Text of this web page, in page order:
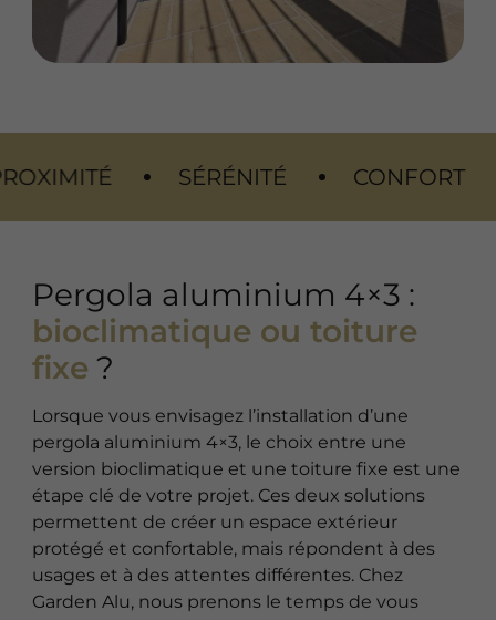
SÉRÉNITÉ CONFORT
Pergola aluminium 4×3 :
bioclimatique ou toiture
fixe ?
Lorsque vous envisagez l’installation d’une
pergola aluminium 4×3, le choix entre une
version bioclimatique et une toiture fixe est une
étape clé de votre projet. Ces deux solutions
permettent de créer un espace extérieur
protégé et confortable, mais répondent à des
usages et à des attentes différentes. Chez
Garden Alu, nous prenons le temps de vous